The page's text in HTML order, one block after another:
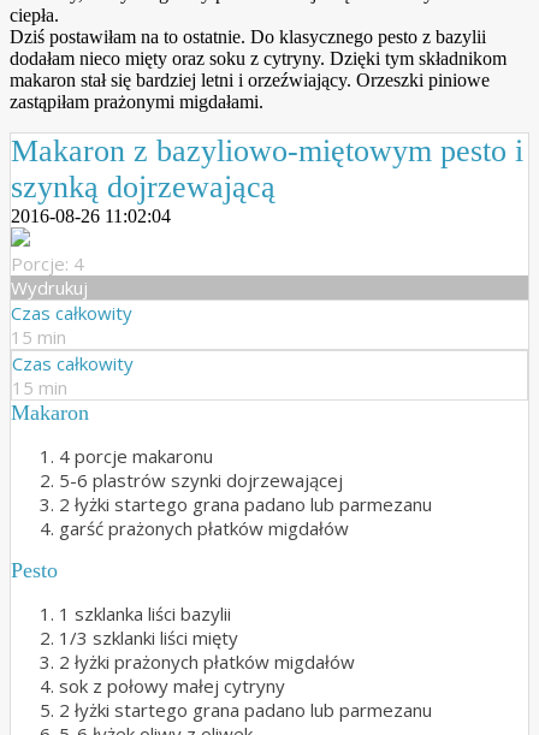
ciepła.
Dziś postawiłam na to ostatnie. Do klasycznego pesto z bazylii
dodałam nieco mięty oraz soku z cytryny. Dzięki tym składnikom
makaron stał się bardziej letni i orzeźwiający. Orzeszki piniowe
zastąpiłam prażonymi migdałami.
Makaron z bazyliowo-miętowym pesto i
szynką dojrzewającą
2016-08-26 11:02:04
Porcje: 4
Wydrukuj
Czas całkowity
15 min
Czas całkowity
15 min
Makaron
4 porcje makaronu
5-6 plastrów szynki dojrzewającej
2 łyżki startego grana padano lub parmezanu
garść prażonych płatków migdałów
Pesto
1 szklanka liści bazylii
1/3 szklanki liści mięty
2 łyżki prażonych płatków migdałów
sok z połowy małej cytryny
2 łyżki startego grana padano lub parmezanu